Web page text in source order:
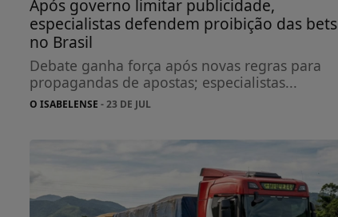
Após governo limitar publicidade,
especialistas defendem proibição das bets
no Brasil
Debate ganha força após novas regras para
propagandas de apostas; especialistas...
O ISABELENSE - 23 DE JUL